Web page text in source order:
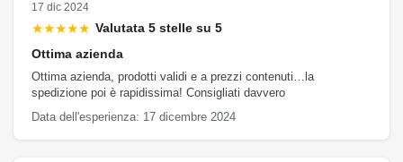
17 dic 2024
★★★★★ Valutata 5 stelle su 5
Ottima azienda
Ottima azienda, prodotti validi e a prezzi contenuti…la
spedizione poi è rapidissima! Consigliati davvero
Data dell'esperienza: 17 dicembre 2024